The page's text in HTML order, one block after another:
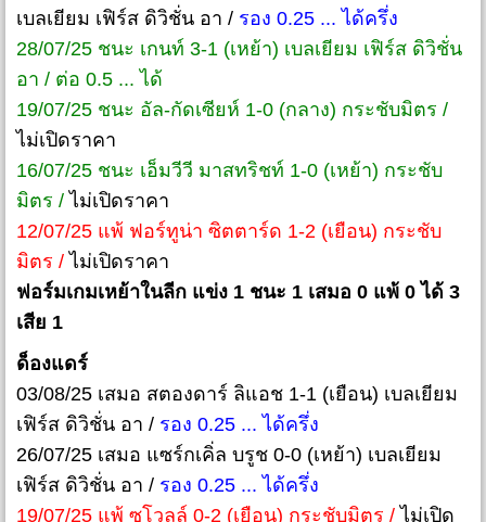
เบลเยียม เฟิร์ส ดิวิชั่น อา / รอง 0.25 ... ได้ครึ่ง
28/07/25 ชนะ เกนท์ 3-1 (เหย้า) เบลเยียม เฟิร์ส ดิวิชั่น
อา / ต่อ 0.5 ... ได้
19/07/25 ชนะ อัล-กัดเซียห์ 1-0 (กลาง) กระชับมิตร /
ไม่เปิดราคา
16/07/25 ชนะ เอ็มวีวี มาสทริชท์ 1-0 (เหย้า) กระชับ
มิตร / ไม่เปิดราคา
12/07/25 แพ้ ฟอร์ทูน่า ซิตตาร์ด 1-2 (เยือน) กระชับ
มิตร / ไม่เปิดราคา
ฟอร์มเกมเหย้าในลีก แข่ง 1 ชนะ 1 เสมอ 0 แพ้ 0 ได้ 3
เสีย 1
ด็องแดร์
03/08/25 เสมอ สตองดาร์ ลิแอช 1-1 (เยือน) เบลเยียม
เฟิร์ส ดิวิชั่น อา / รอง 0.25 ... ได้ครึ่ง
26/07/25 เสมอ แซร์กเคิ่ล บรูช 0-0 (เหย้า) เบลเยียม
เฟิร์ส ดิวิชั่น อา / รอง 0.25 ... ได้ครึ่ง
19/07/25 แพ้ ซโวลล์ 0-2 (เยือน) กระชับมิตร / ไม่เปิด